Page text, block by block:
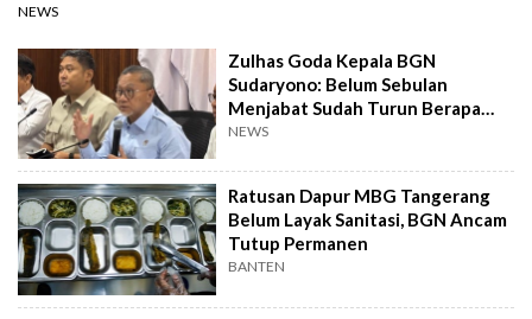
NEWS
Zulhas Goda Kepala BGN
Sudaryono: Belum Sebulan
Menjabat Sudah Turun Berapa
Kilo?
NEWS
Ratusan Dapur MBG Tangerang
Belum Layak Sanitasi, BGN Ancam
Tutup Permanen
BANTEN